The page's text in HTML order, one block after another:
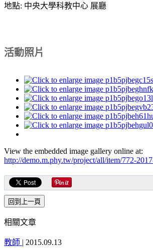
地點: 中央大學科教中心 展廳
活動照片
View the embedded image gallery online at:
http://demo.m.phy.tw/project/all/item/772-
相關文章
教師 | 2015.09.13